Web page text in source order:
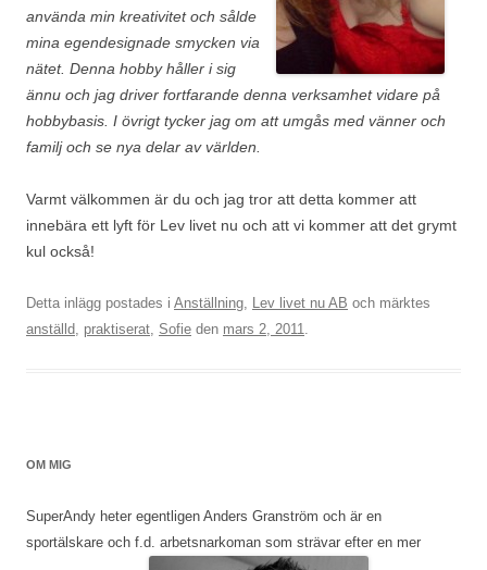
använda min kreativitet och sålde
mina egendesignade smycken via
nätet. Denna hobby håller i sig
ännu och jag driver fortfarande denna verksamhet vidare på
hobbybasis. I övrigt tycker jag om att umgås med vänner och
familj och se nya delar av världen.
Varmt välkommen är du och jag tror att detta kommer att
innebära ett lyft för Lev livet nu och att vi kommer att det grymt
kul också!
Detta inlägg postades i Anställning, Lev livet nu AB och märktes
anställd, praktiserat, Sofie den mars 2, 2011.
OM MIG
SuperAndy heter egentligen Anders Granström och är en
sportälskare och f.d. arbetsnarkoman som strävar efter en mer